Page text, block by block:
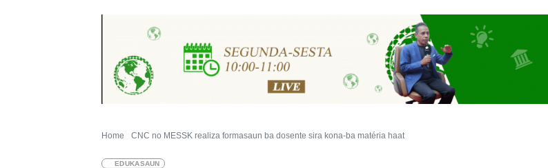
Home CNC no MESSK realiza formasaun ba dosente sira kona-ba matéria haat
EDUKASAUN